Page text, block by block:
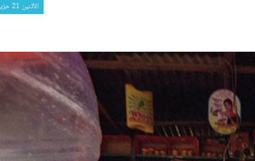
الأثنين 21 حزيران 2021